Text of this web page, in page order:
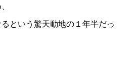
という驚天動地の１年半だっ